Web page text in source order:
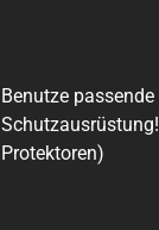
Benutze passende
Schutzausrüstung!
Protektoren)